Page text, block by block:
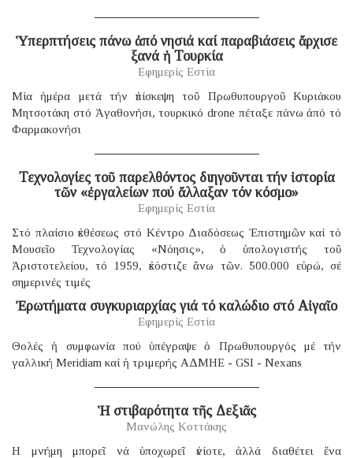
Ὑπερπτήσεις πάνω ἀπό νησιά καί παραβιάσεις ἄρχισε
ξανά ἡ Τουρκία
Εφημερίς Εστία
Μία ἡμέρα μετά τήν ἐπίσκεψη τοῦ Πρωθυπουργοῦ Κυριάκου
Μητσοτάκη στό Ἀγαθονήσι, τουρκικό drone πέταξε πάνω ἀπό τό
Φαρμακονήσι
Τεχνολογίες τοῦ παρελθόντος διηγοῦνται τήν ἱστορία
τῶν «ἐργαλείων πού ἄλλαξαν τόν κόσμο»
Εφημερίς Εστία
Στό πλαίσιο ἐκθέσεως στό Κέντρο Διαδόσεως Ἐπιστημῶν καί τό
Μουσεῖο Τεχνολογίας «Νόησις», ὁ ὑπολογιστής τοῦ
Ἀριστοτελείου, τό 1959, ἐκόστιζε ἄνω τῶν. 500.000 εὐρώ, σέ
σημερινές τιμές
Ἐρωτήματα συγκυριαρχίας γιά τό καλώδιο στό Αἰγαῖο
Εφημερίς Εστία
Θολές ἡ συμφωνία πού ὑπέγραψε ὁ Πρωθυπουργός μέ τήν
γαλλική Μeridiam καί ἡ τριμερής ΑΔΜΗΕ - GSI - Nexans
Ἡ στιβαρότητα τῆς Δεξιᾶς
Μανώλης Κοττάκης
H μνήμη μπορεῖ νά ὑποχωρεῖ ἐνίοτε, ἀλλά διαθέτει ἕνα